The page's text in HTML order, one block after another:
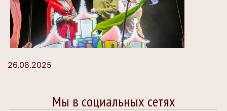
26.08.2025
Мы в социальных сетях